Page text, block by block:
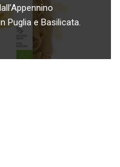
Puglia e Basilicata.